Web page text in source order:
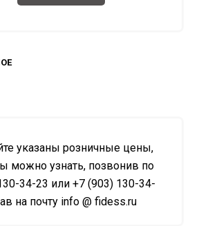
указаны розничные цены,
можно узнать, позвонив по
34-23 или +7 (903) 130-34-
на почту info @ fidess.ru